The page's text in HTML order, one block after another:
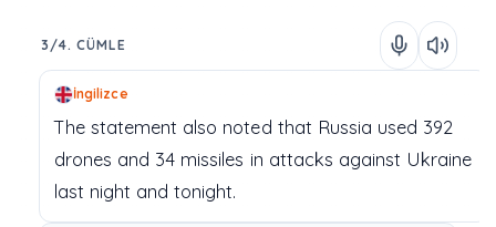
3/4. CÜMLE
İngilizce
The statement also noted that Russia used 392
drones and 34 missiles in attacks against Ukraine
last night and tonight.